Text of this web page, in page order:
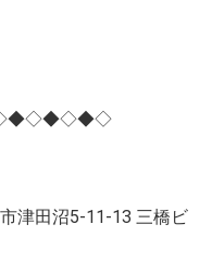
津田沼5-11-13 三橋ビ